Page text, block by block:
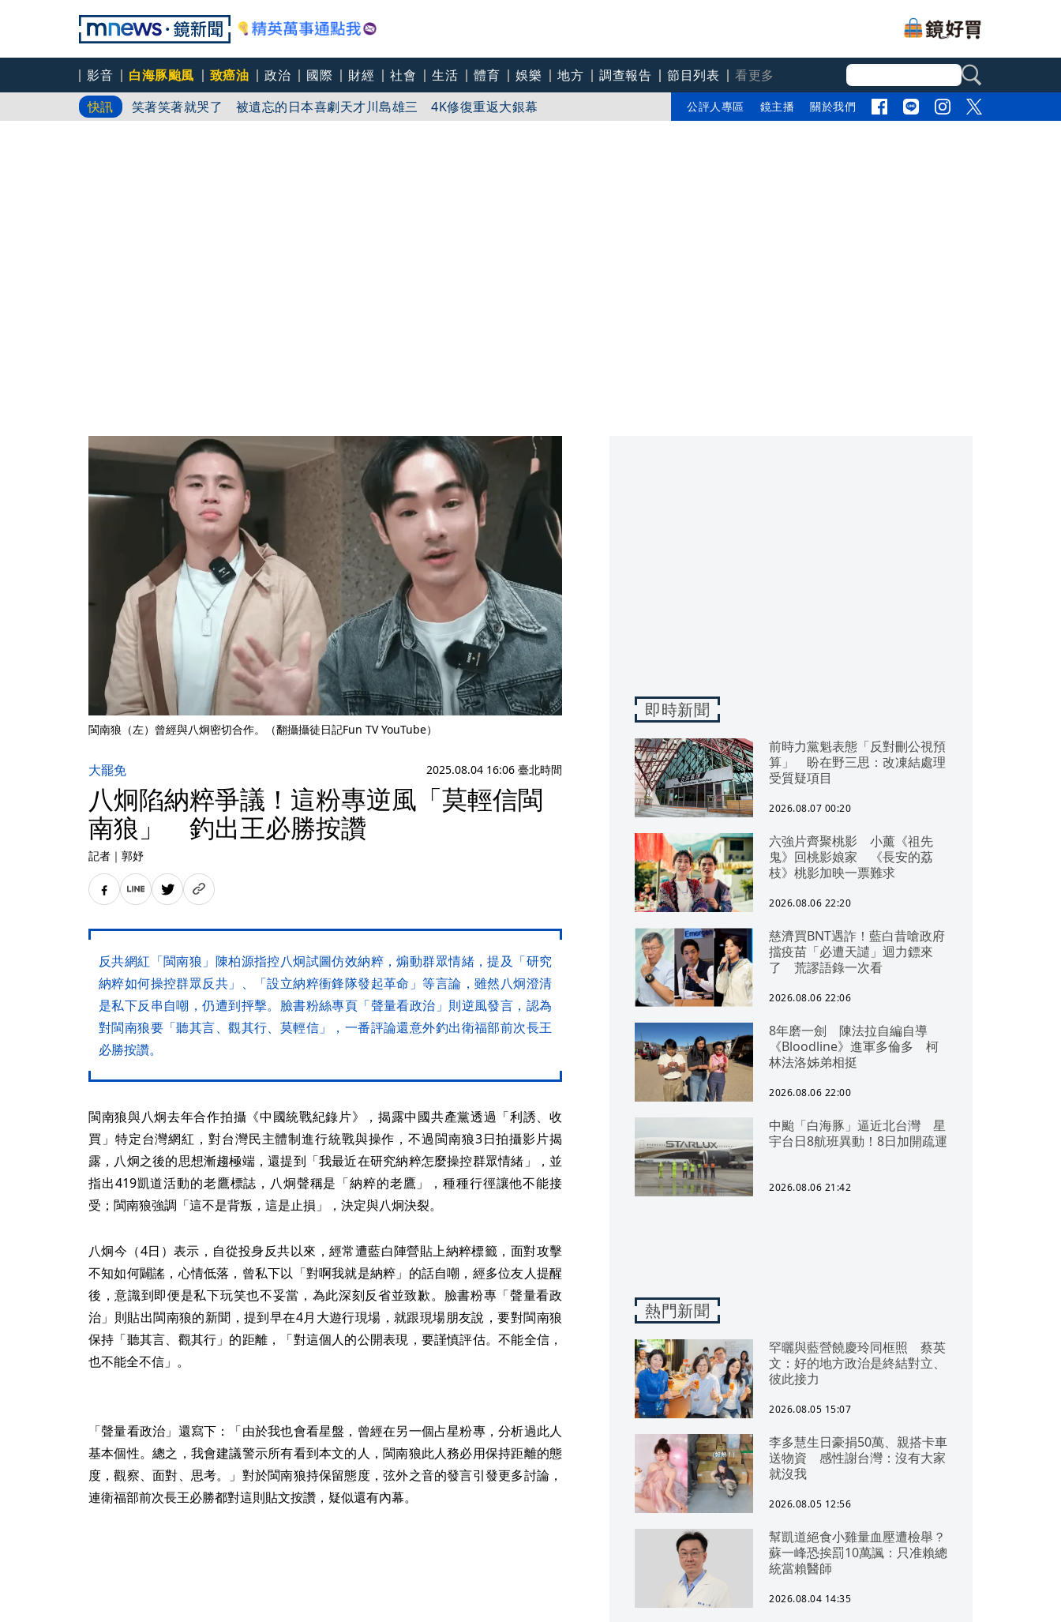
影音 白海豚颱風 致癌油 政治 國際 財經 社會 生活 體育 娛樂 地方 調查報告 節目列表
看更多
快訊
中颱「白海豚」逼近北台灣 星宇台日8航班異動！8日加開疏運
笑著笑著就哭了 被遺忘的日本喜劇天才川島雄三 4K修復重返大銀幕
公評人專區 鏡主播 關於我們
閩南狼（左）曾經與八炯密切合作。（翻攝攝徒日記Fun TV YouTube）
大罷免 2025.08.04 16:06 臺北時間
八炯陷納粹爭議！這粉專逆風「莫輕信閩
南狼」 釣出王必勝按讚
記者 ｜ 郭妤
反共網紅「閩南狼」陳柏源指控八炯試圖仿效納粹，煽動群眾情緒，提及「研究
納粹如何操控群眾反共」、「設立納粹衝鋒隊發起革命」等言論，雖然八炯澄清
是私下反串自嘲，仍遭到抨擊。臉書粉絲專頁「聲量看政治」則逆風發言，認為
對閩南狼要「聽其言、觀其行、莫輕信」，一番評論還意外釣出衛福部前次長王
必勝按讚。
閩南狼與八炯去年合作拍攝《中國統戰紀錄片》，揭露中國共產黨透過「利誘、收
買」特定台灣網紅，對台灣民主體制進行統戰與操作，不過閩南狼3日拍攝影片揭
露，八炯之後的思想漸趨極端，還提到「我最近在研究納粹怎麼操控群眾情緒」，並
指出419凱道活動的老鷹標誌，八炯聲稱是「納粹的老鷹」，種種行徑讓他不能接
受；閩南狼強調「這不是背叛，這是止損」，決定與八炯決裂。
八炯今（4日）表示，自從投身反共以來，經常遭藍白陣營貼上納粹標籤，面對攻擊
不知如何闢謠，心情低落，曾私下以「對啊我就是納粹」的話自嘲，經多位友人提醒
後，意識到即便是私下玩笑也不妥當，為此深刻反省並致歉。臉書粉專「聲量看政
治」則貼出閩南狼的新聞，提到早在4月大遊行現場，就跟現場朋友說，要對閩南狼
保持「聽其言、觀其行」的距離，「對這個人的公開表現，要謹慎評估。不能全信，
也不能全不信」。
「聲量看政治」還寫下：「由於我也會看星盤，曾經在另一個占星粉專，分析過此人
基本個性。總之，我會建議警示所有看到本文的人，閩南狼此人務必用保持距離的態
度，觀察、面對、思考。」對於閩南狼持保留態度，弦外之音的發言引發更多討論，
連衛福部前次長王必勝都對這則貼文按讚，疑似還有內幕。
即時新聞
前時力黨魁表態「反對刪公視預
算」 盼在野三思：改凍結處理
受質疑項目
2026.08.07 00:20
六強片齊聚桃影 小薰《祖先
鬼》回桃影娘家 《長安的荔
枝》桃影加映一票難求
2026.08.06 22:20
慈濟買BNT遇詐！藍白昔嗆政府
擋疫苗「必遭天譴」迴力鏢來
了 荒謬語錄一次看
2026.08.06 22:06
8年磨一劍 陳法拉自編自導
《Bloodline》進軍多倫多 柯
林法洛姊弟相挺
2026.08.06 22:00
中颱「白海豚」逼近北台灣 星
宇台日8航班異動！8日加開疏運
2026.08.06 21:42
熱門新聞
罕曬與藍營饒慶玲同框照 蔡英
文：好的地方政治是終結對立、
彼此接力
2026.08.05 15:07
李多慧生日豪捐50萬、親搭卡車
送物資 感性謝台灣：沒有大家
就沒我
2026.08.05 12:56
幫凱道絕食小雞量血壓遭檢舉？
蘇一峰恐挨罰10萬諷：只准賴總
統當賴醫師
2026.08.04 14:35